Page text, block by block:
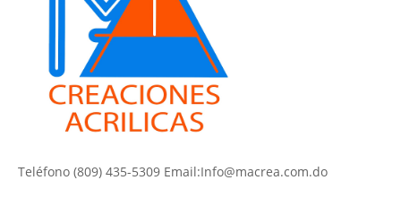
Teléfono (809) 435-5309 Email:Info@macrea.com.do